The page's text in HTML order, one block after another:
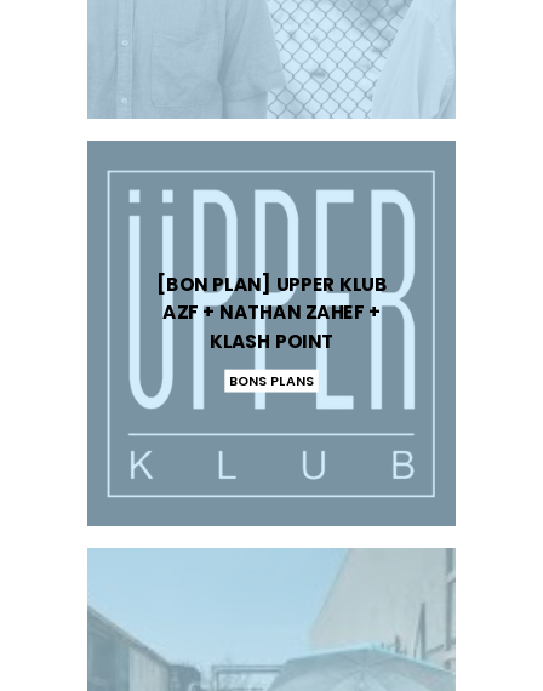
[BON PLAN] UPPER KLUB
AZF + NATHAN ZAHEF +
KLASH POINT
BONS PLANS